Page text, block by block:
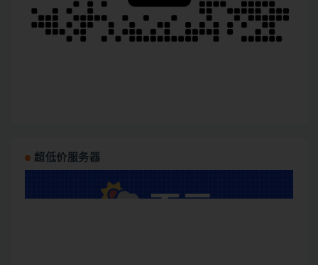
超低价服务器